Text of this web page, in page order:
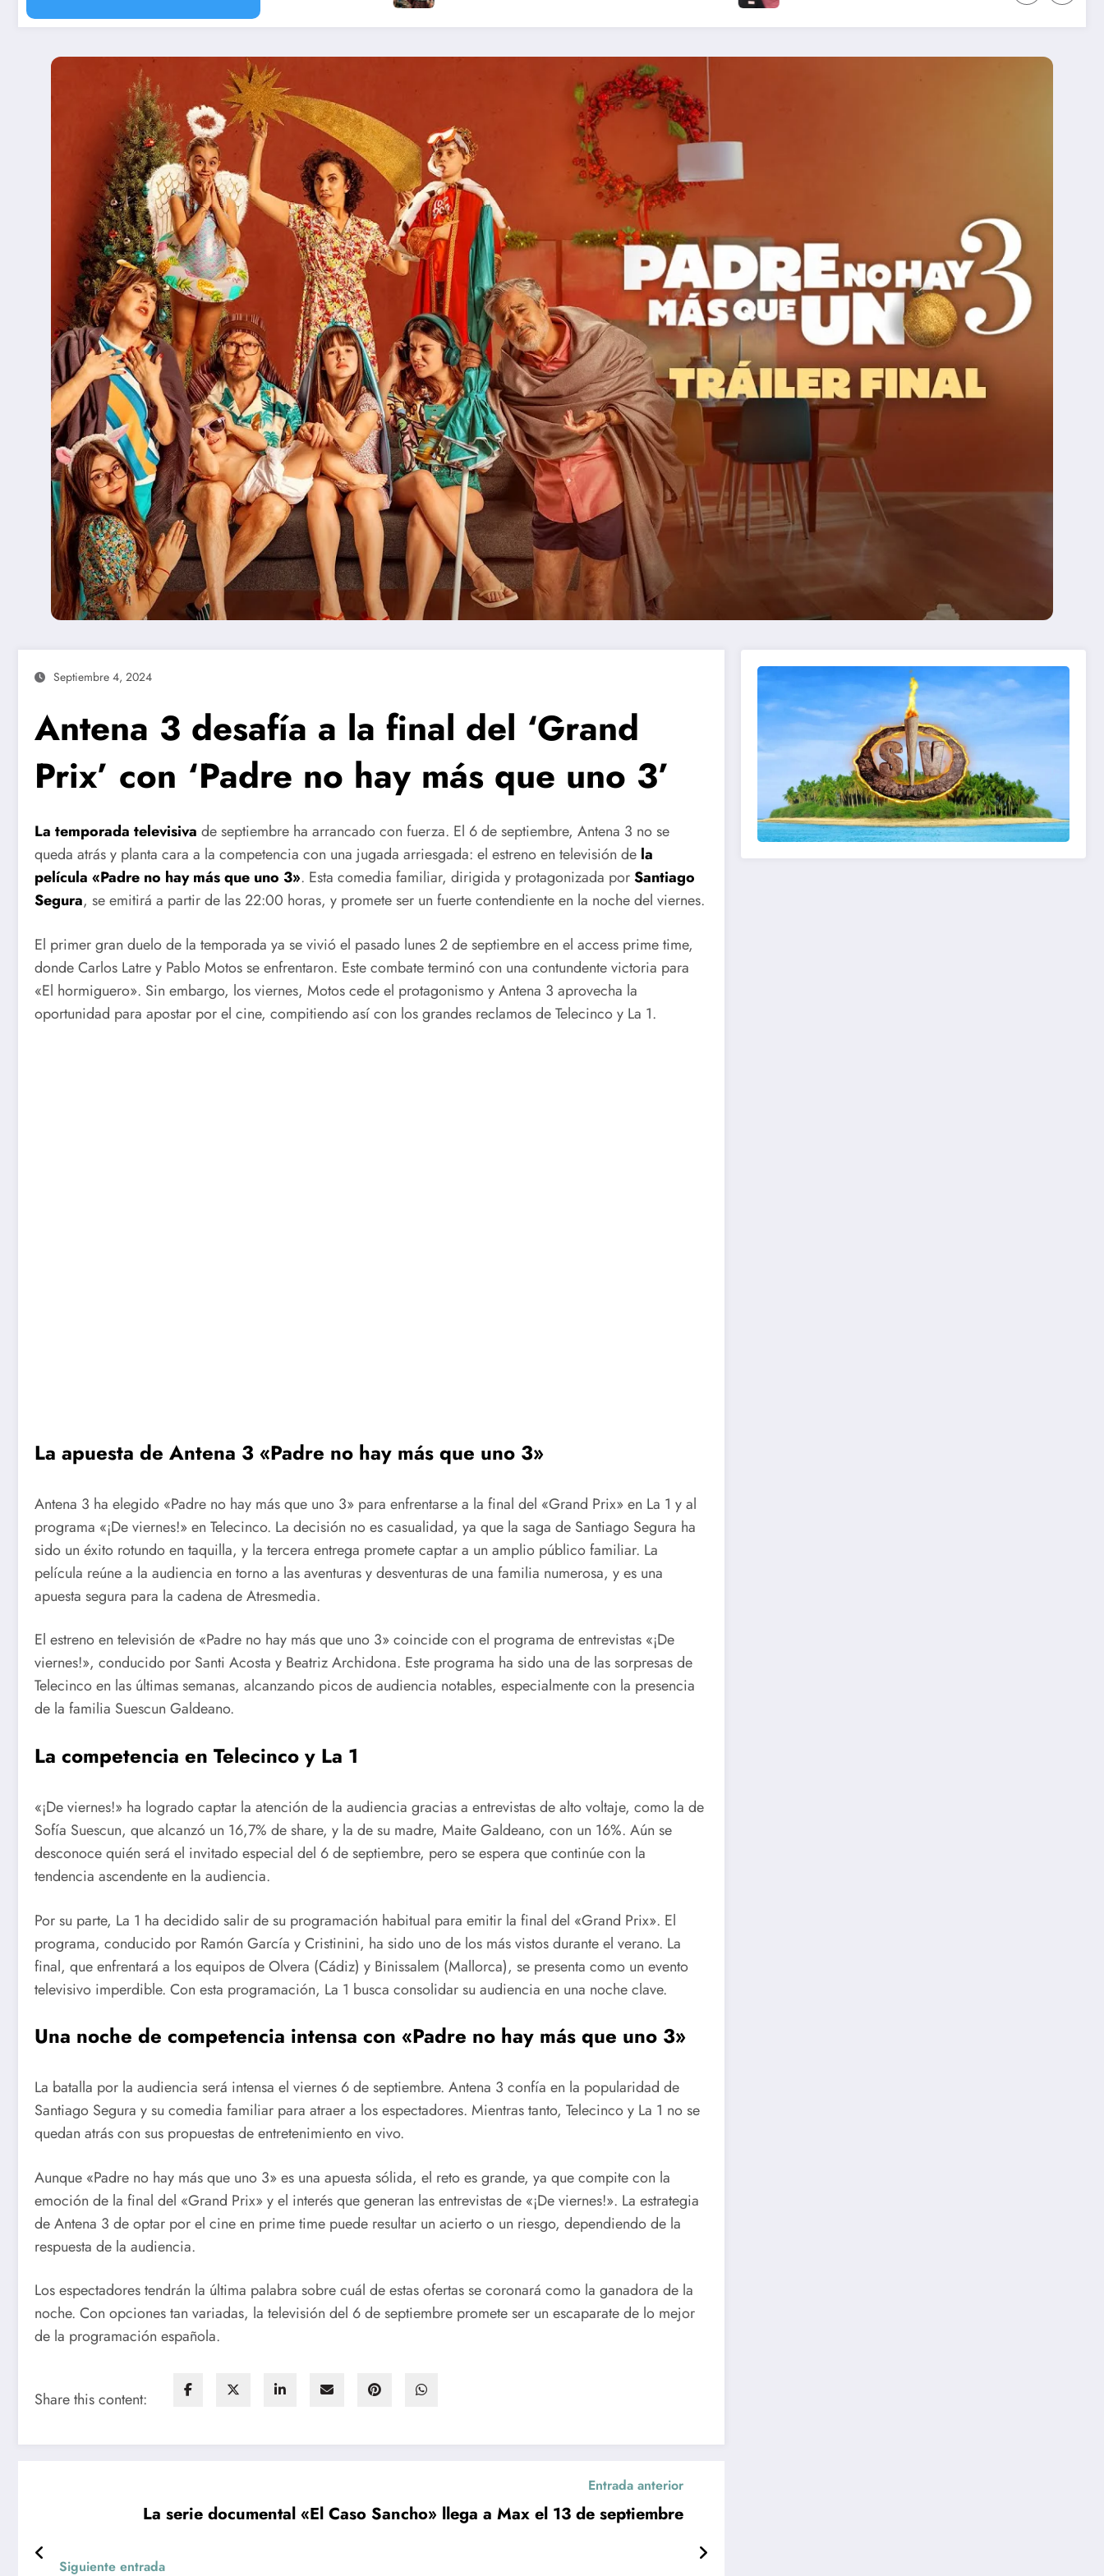
Septiembre 4, 2024
Antena 3 desafía a la final del ‘Grand
Prix’ con ‘Padre no hay más que uno 3’
La temporada televisiva de septiembre ha arrancado con fuerza. El 6 de septiembre, Antena 3 no se
queda atrás y planta cara a la competencia con una jugada arriesgada: el estreno en televisión de la
película «Padre no hay más que uno 3». Esta comedia familiar, dirigida y protagonizada porSantiago
Segura, se emitirá a partir de las 22:00 horas, y promete ser un fuerte contendiente en la noche del viernes.
El primer gran duelo de la temporada ya se vivió el pasado lunes 2 de septiembre en el access prime time,
donde Carlos Latre y Pablo Motos se enfrentaron. Este combate terminó con una contundente victoria para
«El hormiguero». Sin embargo, los viernes, Motos cede el protagonismo y Antena 3 aprovecha la
oportunidad para apostar por el cine, compitiendo así con los grandes reclamos de Telecinco y La 1.
La apuesta de Antena 3 «Padre no hay más que uno 3»
Antena 3 ha elegido «Padre no hay más que uno 3» para enfrentarse a la final del «Grand Prix» en La 1 y al
programa «¡De viernes!» en Telecinco. La decisión no es casualidad, ya que la saga de Santiago Segura ha
sido un éxito rotundo en taquilla, y la tercera entrega promete captar a un amplio público familiar. La
película reúne a la audiencia en torno a las aventuras y desventuras de una familia numerosa, y es una
apuesta segura para la cadena de Atresmedia.
El estreno en televisión de «Padre no hay más que uno 3» coincide con el programa de entrevistas «¡De
viernes!», conducido por Santi Acosta y Beatriz Archidona. Este programa ha sido una de las sorpresas de
Telecinco en las últimas semanas, alcanzando picos de audiencia notables, especialmente con la presencia
de la familia Suescun Galdeano.
La competencia en Telecinco y La 1
«¡De viernes!» ha logrado captar la atención de la audiencia gracias a entrevistas de alto voltaje, como la de
Sofía Suescun, que alcanzó un 16,7% de share, y la de su madre, Maite Galdeano, con un 16%. Aún se
desconoce quién será el invitado especial del 6 de septiembre, pero se espera que continúe con la
tendencia ascendente en la audiencia.
Por su parte, La 1 ha decidido salir de su programación habitual para emitir la final del «Grand Prix». El
programa, conducido por Ramón García y Cristinini, ha sido uno de los más vistos durante el verano. La
final, que enfrentará a los equipos de Olvera (Cádiz) y Binissalem (Mallorca), se presenta como un evento
televisivo imperdible. Con esta programación, La 1 busca consolidar su audiencia en una noche clave.
Una noche de competencia intensa con «Padre no hay más que uno 3»
La batalla por la audiencia será intensa el viernes 6 de septiembre. Antena 3 confía en la popularidad de
Santiago Segura y su comedia familiar para atraer a los espectadores. Mientras tanto, Telecinco y La 1 no se
quedan atrás con sus propuestas de entretenimiento en vivo.
Aunque «Padre no hay más que uno 3» es una apuesta sólida, el reto es grande, ya que compite con la
emoción de la final del «Grand Prix» y el interés que generan las entrevistas de «¡De viernes!». La estrategia
de Antena 3 de optar por el cine en prime time puede resultar un acierto o un riesgo, dependiendo de la
respuesta de la audiencia.
Los espectadores tendrán la última palabra sobre cuál de estas ofertas se coronará como la ganadora de la
noche. Con opciones tan variadas, la televisión del 6 de septiembre promete ser un escaparate de lo mejor
de la programación española.
Share this content:
Entrada anterior
La serie documental «El Caso Sancho» llega a Max el 13 de septiembre
Siguiente entrada